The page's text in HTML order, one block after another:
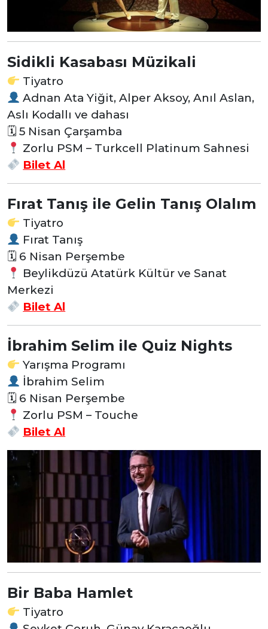
Sidikli Kasabası Müzikali
Tiyatro
Adnan Ata Yiğit, Alper Aksoy, Anıl Aslan,
Aslı Kodallı ve dahası
🗓 5 Nisan Çarşamba
Zorlu PSM – Turkcell Platinum Sahnesi
Bilet Al
Fırat Tanış ile Gelin Tanış Olalım
Tiyatro
Fırat Tanış
🗓 6 Nisan Perşembe
Beylikdüzü Atatürk Kültür ve Sanat
Merkezi
Bilet Al
İbrahim Selim ile Quiz Nights
Yarışma Programı
İbrahim Selim
🗓 6 Nisan Perşembe
Zorlu PSM – Touche
Bilet Al
Bir Baba Hamlet
Tiyatro